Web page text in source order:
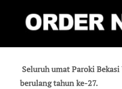
Seluruh umat Paroki
berulang tahun ke-27.